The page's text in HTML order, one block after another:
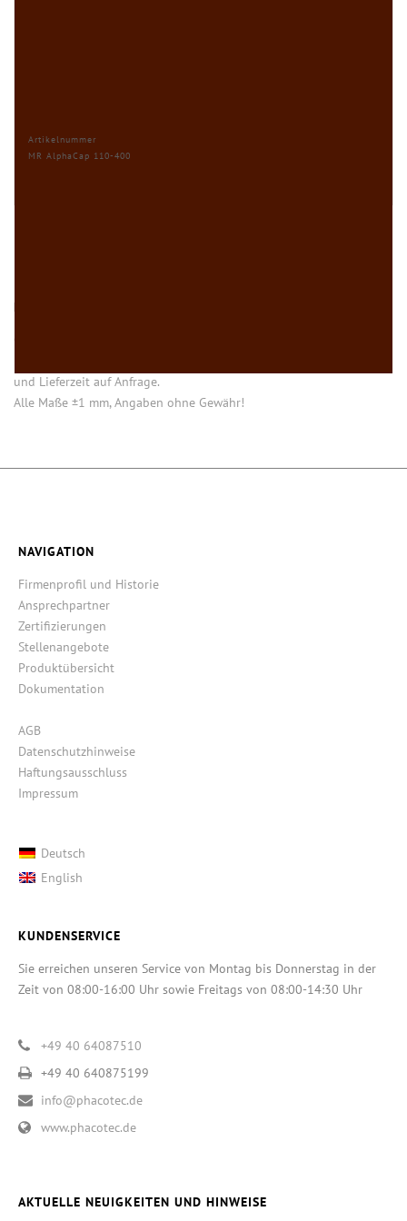
Artikelnummer
MR AlphaCap 110-400
HINWEISE
und Lieferzeit auf Anfrage.
Alle Maße ±1 mm, Angaben ohne Gewähr!
NAVIGATION
Firmenprofil und Historie
Ansprechpartner
Zertifizierungen
Stellenangebote
Produktübersicht
Dokumentation
AGB
Datenschutzhinweise
Haftungsausschluss
Impressum
Deutsch
English
KUNDENSERVICE
Sie erreichen unseren Service von Montag bis Donnerstag in der
Zeit von 08:00-16:00 Uhr sowie Freitags von 08:00-14:30 Uhr
+49 40 64087510
+49 40 640875199
info@phacotec.de
www.phacotec.de
AKTUELLE NEUIGKEITEN UND HINWEISE